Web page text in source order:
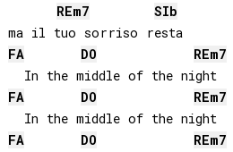
REm7
SIb
ma il tuo sorriso resta
FA
DO REm7
  In the middle of the night
FA
DO REm7
  In the middle of the night
FA
DO REm7